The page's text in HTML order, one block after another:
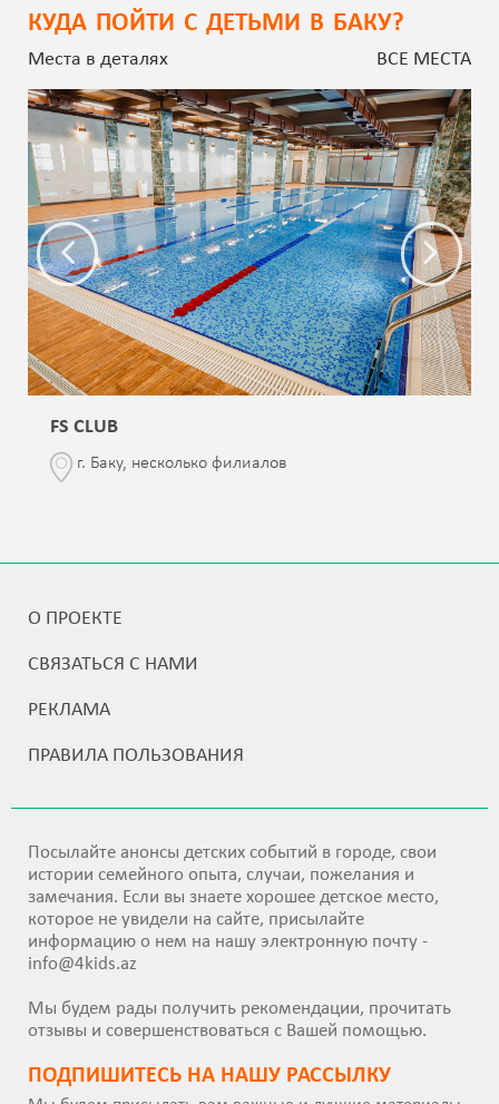
КУДА ПОЙТИ С ДЕТЬМИ В БАКУ?
Места в деталях ВСЕ МЕСТА
FS CLUB
г. Баку, несколько филиалов
О ПРОЕКТЕ
СВЯЗАТЬСЯ С НАМИ
РЕКЛАМА
ПРАВИЛА ПОЛЬЗОВАНИЯ
Посылайте анонсы детских событий в городе, свои
истории семейного опыта, случаи, пожелания и
замечания. Если вы знаете хорошее детское место,
которое не увидели на сайте, присылайте
информацию о нем на нашу электронную почту -
info@4kids.az
Мы будем рады получить рекомендации, прочитать
отзывы и совершенствоваться с Вашей помощью.
ПОДПИШИТEСЬ НА НАШУ РАССЫЛКУ